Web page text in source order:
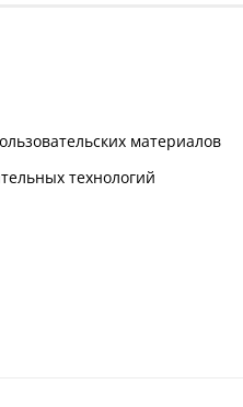
материалов
технологий